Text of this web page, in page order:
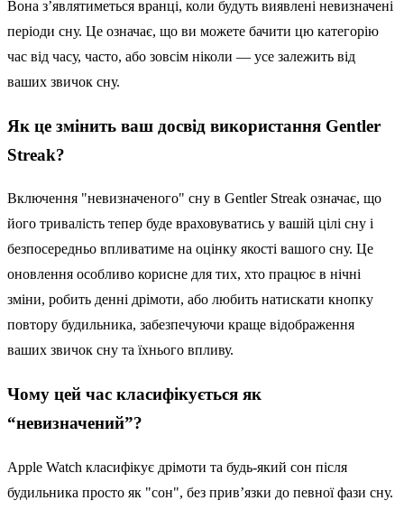
Вона з’являтиметься вранці, коли будуть виявлені невизначені
періоди сну. Це означає, що ви можете бачити цю категорію
час від часу, часто, або зовсім ніколи — усе залежить від
ваших звичок сну.
Як це змінить ваш досвід використання Gentler
Streak?
Включення "невизначеного" сну в Gentler Streak означає, що
його тривалість тепер буде враховуватись у вашій цілі сну і
безпосередньо впливатиме на оцінку якості вашого сну. Це
оновлення особливо корисне для тих, хто працює в нічні
зміни, робить денні дрімоти, або любить натискати кнопку
повтору будильника, забезпечуючи краще відображення
ваших звичок сну та їхнього впливу.
Чому цей час класифікується як
“невизначений”?
Apple Watch класифікує дрімоти та будь-який сон після
будильника просто як "сон", без прив’язки до певної фази сну.